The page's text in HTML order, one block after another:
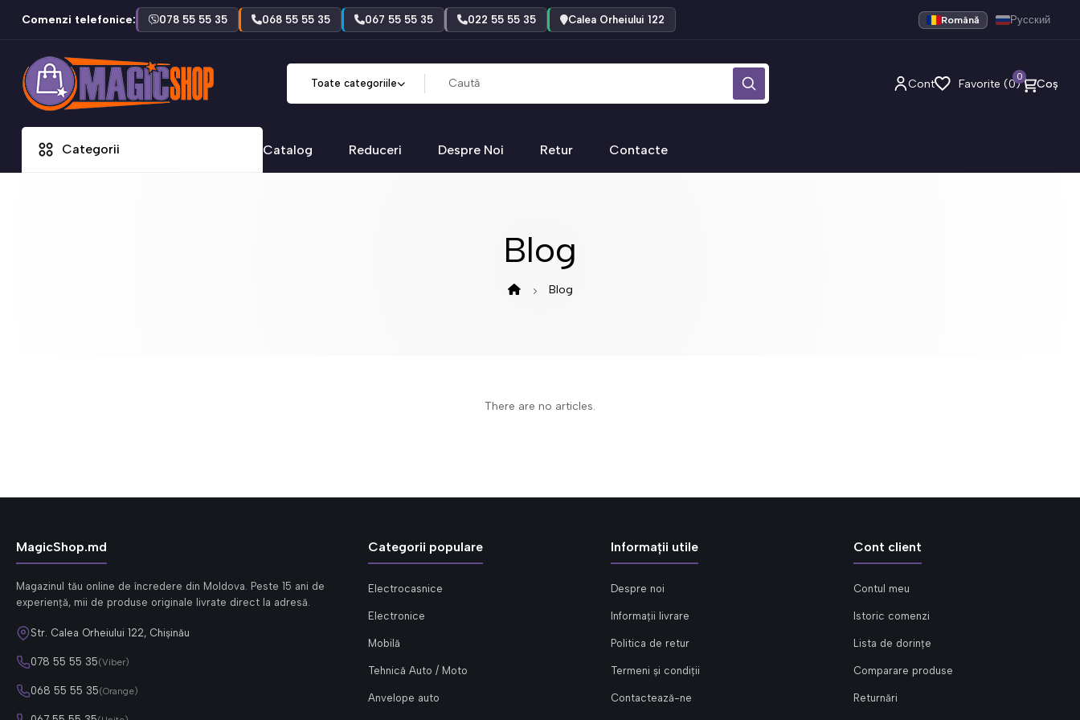
Comenzi telefonice: 078 55 55 35 068 55 55 35 067 55 55 35 022 55 55 35 Calea Orheiului 122 Română Русский
Toate categoriile Cont Favorite (0) Coș
0
Categorii Catalog Reduceri Despre Noi Retur Contacte
Blog
Blog
There are no articles.
MagicShop.md
Magazinul tău online de încredere din Moldova. Peste 15 ani de
experiență, mii de produse originale livrate direct la adresă.
Str. Calea Orheiului 122, Chișinău
078 55 55 35(Viber)
068 55 55 35(Orange)
Categorii populare
Electrocasnice
Electronice
Mobilă
Tehnică Auto / Moto
Anvelope auto
Informații utile
Despre noi
Informații livrare
Politica de retur
Termeni și condiții
Contactează-ne
Cont client
Contul meu
Istoric comenzi
Lista de dorințe
Comparare produse
Returnări